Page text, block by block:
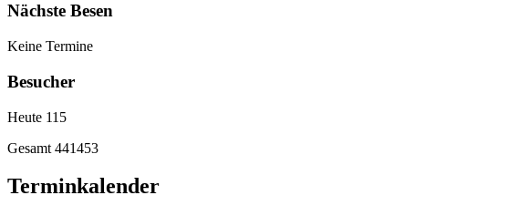
Nächste Besen
Keine Termine
Besucher
Heute 115
Gesamt 441453
Terminkalender